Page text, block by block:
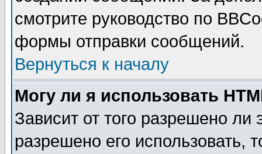
смотрите руководство по
формы отправки сообщений.
Вернуться к началу
Могу ли я использовать
Зависит от того разрешено
разрешено его использовать,